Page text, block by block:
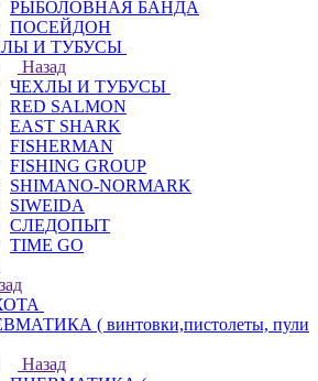
РЫБОЛОВНАЯ БАНДА
ПОСЕЙДОН
И ТУБУСЫ
Назад
ЧЕХЛЫ И ТУБУСЫ
RED SALMON
EAST SHARK
FISHERMAN
FISHING GROUP
SHIMANO-NORMARK
SIWEIDA
СЛЕДОПЫТ
TIME GO
( винтовки,пистолеты, пули
Назад